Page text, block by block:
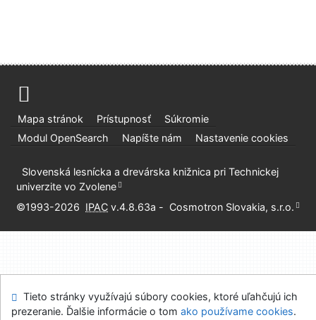
Mapa stránok Prístupnosť
Súkromie
Modul OpenSearch
Napíšte nám Nastavenie cookies
Slovenská lesnícka a drevárska knižnica pri Technickej
univerzite vo Zvolene
©1993-2026 IPAC v.4.8.63a - Cosmotron Slovakia, s.r.o.
Tieto stránky využívajú súbory cookies, ktoré uľahčujú ich
prezeranie. Ďalšie informácie o tom ako používame cookies.